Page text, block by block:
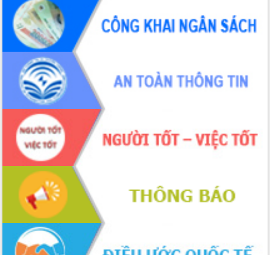
Đề án 06 tạo bước ngoặt đột phá trong
cải cách hành chính tỉnh Đắk Lắk
Kết nối tour, đẩy mạnh chuyển đổi số
để phát triển du lịch Đắk Lắk
Khởi động Dự án Đầu tư xây dựng hạ
tầng kỹ thuật Cụm công nghiệp Tân
Tiến
Gặp mặt các cơ quan báo chí nhân Kỷ
niệm 101 năm Ngày Báo chí Cách
mạng Việt Nam
Đắk Lắk sơ kết 4 năm triển khai thực
hiện Đề án 06 của Chính phủ
Họp báo thông tin về Hội nghị Công bố
Quy hoạch và Xúc tiến đầu tư tỉnh Đắk
Lắk
Khơi thông điểm nghẽn, đẩy nhanh
giải ngân vốn khắc phục thiên tai
HĐND tỉnh thông qua điều chỉnh Quy
hoạch tỉnh thời kỳ 2021-2030